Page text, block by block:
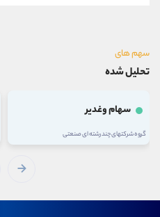
سهم های
تحلیل شده
سهام وغدیر
گروه شرکتهای چند رشته ای صنعتی